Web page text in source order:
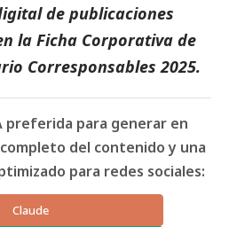
de publicaciones
la Ficha Corporativa de
Corresponsables 2025.
preferida para generar en
del contenido y una
para redes sociales:
Claude